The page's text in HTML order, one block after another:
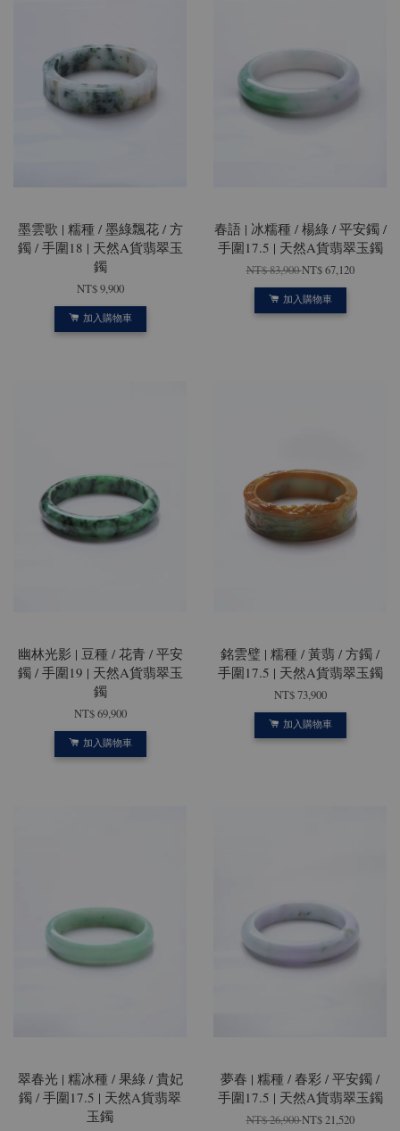
墨雲歌 | 糯種 / 墨綠飄花 / 方
鐲 / 手圍18 | 天然A貨翡翠玉
鐲
NT$ 9,900
加入購物車
春語 | 冰糯種 / 楊綠 / 平安鐲 /
手圍17.5 | 天然A貨翡翠玉鐲
NT$ 83,900NT$ 67,120
加入購物車
幽林光影 | 豆種 / 花青 / 平安
鐲 / 手圍19 | 天然A貨翡翠玉
鐲
NT$ 69,900
加入購物車
銘雲璧 | 糯種 / 黃翡 / 方鐲 /
手圍17.5 | 天然A貨翡翠玉鐲
NT$ 73,900
加入購物車
翠春光 | 糯冰種 / 果綠 / 貴妃
鐲 / 手圍17.5 | 天然A貨翡翠
玉鐲
夢春 | 糯種 / 春彩 / 平安鐲 /
手圍17.5 | 天然A貨翡翠玉鐲
NT$ 26,900NT$ 21,520